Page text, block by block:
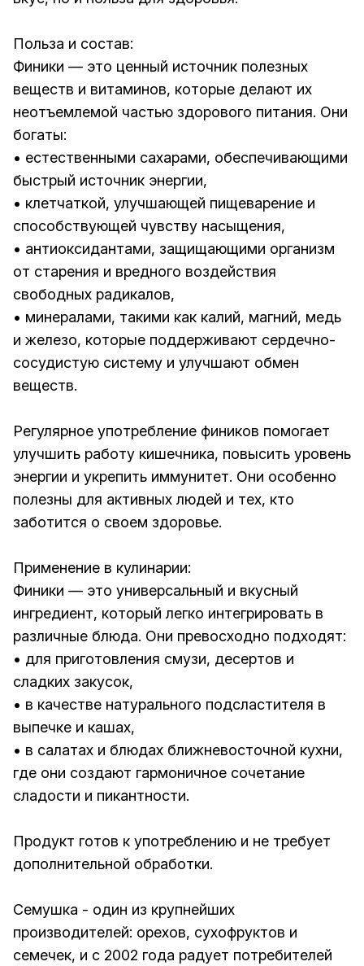
Польза и состав:
Финики — это ценный источник полезных
веществ и витаминов, которые делают их
неотъемлемой частью здорового питания. Они
богаты:
• естественными сахарами, обеспечивающими
быстрый источник энергии,
• клетчаткой, улучшающей пищеварение и
способствующей чувству насыщения,
• антиоксидантами, защищающими организм
от старения и вредного воздействия
свободных радикалов,
• минералами, такими как калий, магний, медь
и железо, которые поддерживают сердечно-
сосудистую систему и улучшают обмен
веществ.
Регулярное употребление фиников помогает
улучшить работу кишечника, повысить уровень
энергии и укрепить иммунитет. Они особенно
полезны для активных людей и тех, кто
заботится о своем здоровье.
Применение в кулинарии:
Финики — это универсальный и вкусный
ингредиент, который легко интегрировать в
различные блюда. Они превосходно подходят:
• для приготовления смузи, десертов и
сладких закусок,
• в качестве натурального подсластителя в
выпечке и кашах,
• в салатах и блюдах ближневосточной кухни,
где они создают гармоничное сочетание
сладости и пикантности.
Продукт готов к употреблению и не требует
дополнительной обработки.
Семушка - один из крупнейших
производителей: орехов, сухофруктов и
семечек, и с 2002 года радует потребителей